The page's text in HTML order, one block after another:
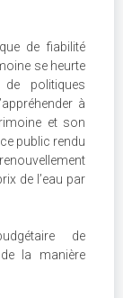
de fiabilité
se heurte
politiques
à
et son
public rendu
de l’eau par
de
la manière